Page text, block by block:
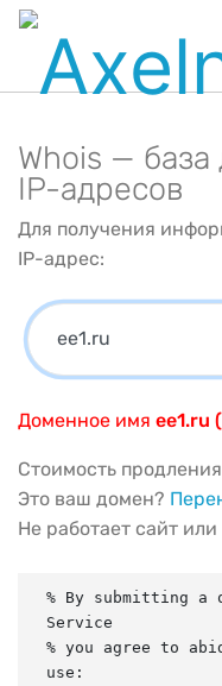
Whois —
IP-адресов
Для получения
IP-адрес:
Доменное имя ee1.ru
Стоимость
Это ваш домен?
Не работает сайт или
% By submitting a
Service
% you agree to
use: